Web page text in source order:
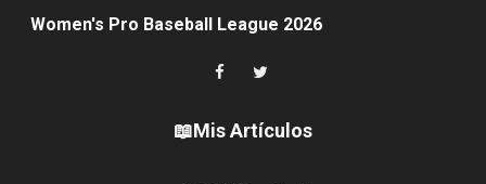
Women's Pro Baseball League 2026
Campeonato de Europa en aguas abiertas 2026
Campeonato de Europa de pentatlón moderno 2026
📖Mis Artículos